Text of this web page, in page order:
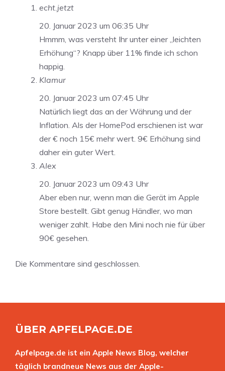
echt.jetzt
20. Januar 2023 um 06:35 Uhr
Hmmm, was versteht Ihr unter einer „leichten
Erhöhung“? Knapp über 11% finde ich schon
happig.
Klamur
20. Januar 2023 um 07:45 Uhr
Natürlich liegt das an der Währung und der
Inflation. Als der HomePod erschienen ist war
der € noch 15€ mehr wert. 9€ Erhöhung sind
daher ein guter Wert.
Alex
20. Januar 2023 um 09:43 Uhr
Aber eben nur, wenn man die Gerät im Apple
Store bestellt. Gibt genug Händler, wo man
weniger zahlt. Habe den Mini noch nie für über
90€ gesehen.
Die Kommentare sind geschlossen.
ÜBER APFELPAGE.DE
Apfelpage.de ist ein Apple News Blog, welcher
täglich brandneue News aus der Apple-